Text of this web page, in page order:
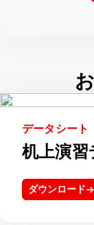
データシート
机上演習
ダウンロード